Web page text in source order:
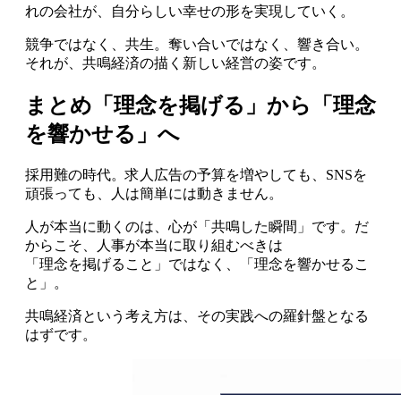
れの会社が、自分らしい幸せの形を実現していく。
競争ではなく、共生。奪い合いではなく、響き合い。
それが、共鳴経済の描く新しい経営の姿です。
まとめ「理念を掲げる」から「理念
を響かせる」へ
採用難の時代。求人広告の予算を増やしても、SNSを
頑張っても、人は簡単には動きません。
人が本当に動くのは、心が「共鳴した瞬間」です。だ
からこそ、人事が本当に取り組むべきは
「理念を掲げること」ではなく、「理念を響かせるこ
と」。
共鳴経済という考え方は、その実践への羅針盤となる
はずです。